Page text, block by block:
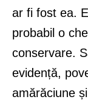
ar fi fost ea.
probabil o
conservare.
evidență,
amărăciune